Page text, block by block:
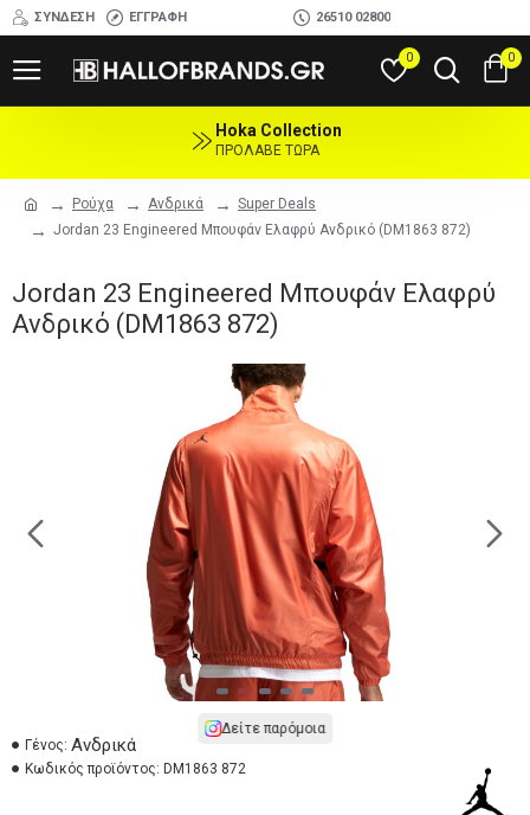
ΣΎΝΔΕΣΗ ΕΓΓΡΑΦΉ 26510 02800
0 0
Ρούχα Ανδρικά
Super Deals
Jordan 23 Engineered Μπουφάν Ελαφρύ Ανδρικό (DM1863 872)
Hoka Collection
ΠΡΟΛΑΒΕ ΤΩΡΑ
Jordan 23 Engineered Μπουφάν Ελαφρύ
Ανδρικό (DM1863 872)
Δείτε παρόμοια
Γένος: Ανδρικά
Κωδικός προϊόντος: DM1863 872